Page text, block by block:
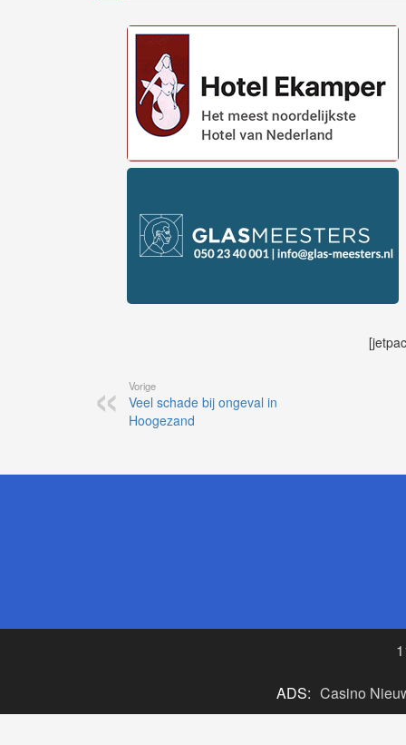
Vorige
Veel schade bij ongeval in
Hoogezand
ADS: Casino